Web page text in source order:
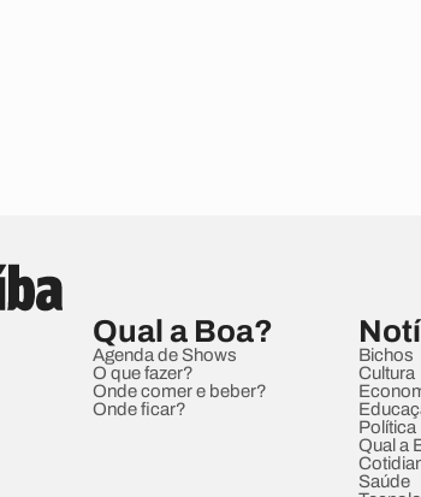
Qual a Boa?
Agenda de Shows
O que fazer?
Onde comer e beber?
Onde ficar?
Bichos
Cultura
Política
Qual a
Saúde